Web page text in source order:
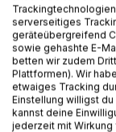
Dieses Buch
Schüler der
natürlich auch
offen, die sich
Revolution bis
serverseitiges
geräteübergreifend
sowie gehashte E-
betten wir zudem
Plattformen). Wir
etwaiges Tracking
Einstellung willigst
kannst deine
jederzeit mit